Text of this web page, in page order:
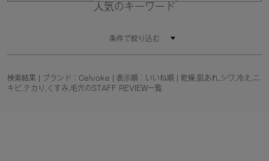
人気のキーワード
条件で絞り込む
検索結果 | ブランド：Celvoke | 表示順：いいね順 | 乾燥,肌あれ,シワ,冷え,ニ
キビ,テカり,くすみ,毛穴のSTAFF REVIEW一覧